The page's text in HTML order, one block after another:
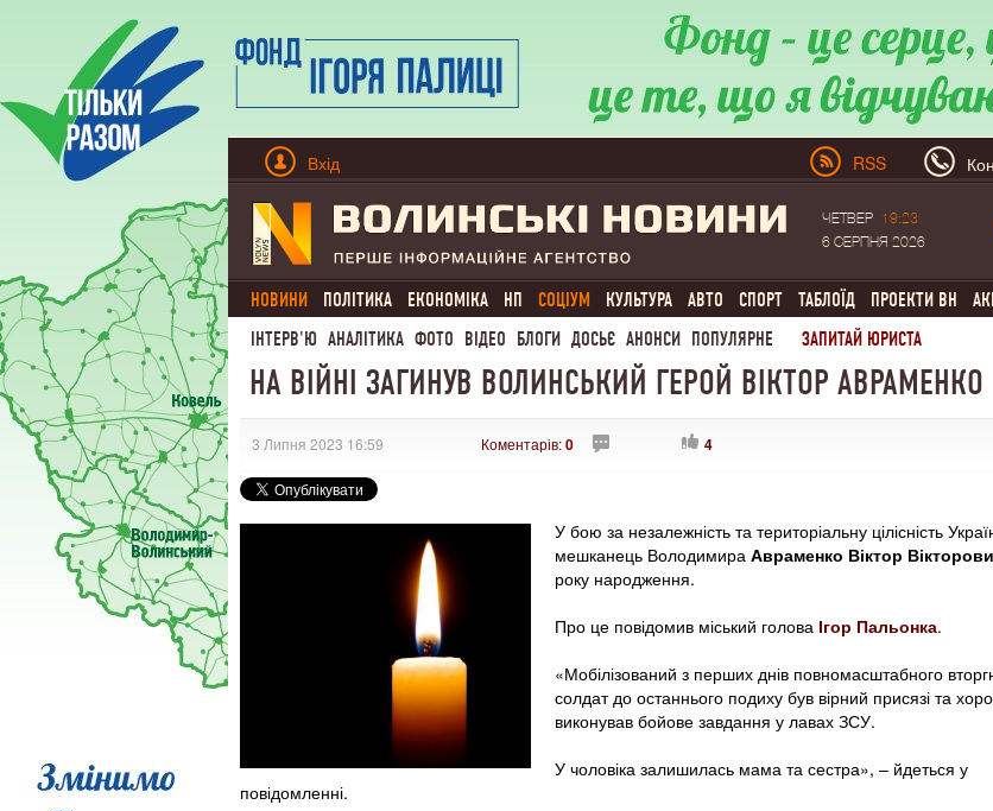
Вхід RSS
ЧЕТВЕР
19:23
6 СЕРПНЯ 2026
НОВИНИ ПОЛІТИКА ЕКОНОМІКА НП СОЦІУМ КУЛЬТУРА АВТО СПОРТ ТАБЛОЇД ПРОЕКТИ ВН
ІНТЕРВ'Ю АНАЛІТИКА ФОТО ВІДЕО БЛОГИ ДОСЬЄ АНОНСИ ПОПУЛЯРНЕ ЗАПИТАЙ ЮРИСТА
НА ВІЙНІ ЗАГИНУВ ВОЛИНСЬКИЙ ГЕРОЙ ВІКТОР АВРАМЕНКО
3 Липня 2023 16:59 Коментарів:0 4
У бою за незалежність та територіальну цілісність
мешканець Володимира Авраменко Віктор
року народження.
Про це повідомив міський голова Ігор Пальонка.
«Мобілізований з перших днів повномасштабного
солдат до останнього подиху був вірний присязі та
виконував бойове завдання у лавах ЗСУ.
У чоловіка залишилась мама та сестра», – йдеться у
повідомленні.